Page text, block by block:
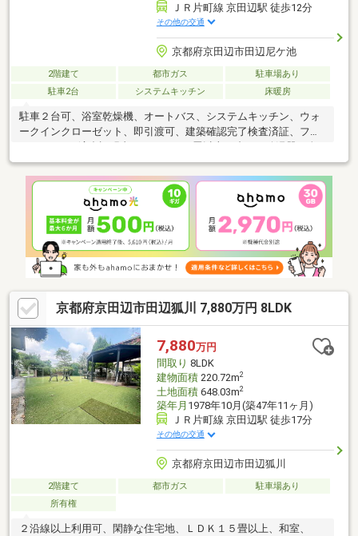
ＪＲ片町線 京田辺駅 徒歩12分
その他の交通
京都府京田辺市田辺尼ケ池
2階建て 都市ガス
駐車場あり
駐車2台
システムキッチン 床暖房
駐車２台可、浴室乾燥機、オートバス、システムキッチン、ウォ
ークインクローゼット、即引渡可、建築確認完了検査済証、フラ
居室収納、前道６ｍ以上、和室、整形地、シャワー付洗面化粧
台、対面式キッチン、トイレ２ヶ所、浴室１坪以上、２階建、複
層ガラス、温水洗浄便座、ＴＶモニタ付インターホン、全居室フ
ローリング、眺望良好、パントリー（食器・食品の収納庫）、全
居室６畳以上、ＩＨクッキングヒーター、リビング階段、都市ガ
ス、床暖房、開発分譲地内、区画整理地内、納戸、浄水器
京都府京田辺市田辺狐川 7,880万円 8LDK
7,880万円
間取り 8LDK
建物面積220.72m2
土地面積648.03m2
築年月 1978年10月(築47年11ヶ月)
ＪＲ片町線 京田辺駅 徒歩17分
その他の交通
京都府京田辺市田辺狐川
2階建て 都市ガス
駐車場あり
所有権
２沿線以上利用可、閑静な住宅地、ＬＤＫ１５畳以上、和室、